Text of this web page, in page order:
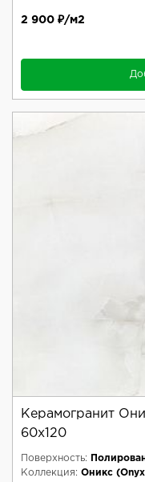
2 900 ₽/м2
Керамогранит
60x120
Поверхность:
Коллекция: Оникс